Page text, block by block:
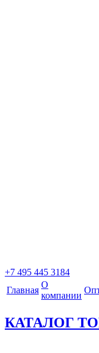
+7 495 445 3184
Главная
О
компании
КАТАЛОГ